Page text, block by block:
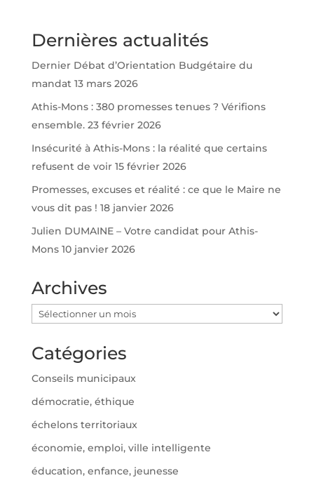
Dernières actualités
Dernier Débat d’Orientation Budgétaire du
mandat 13 mars 2026
Athis-Mons : 380 promesses tenues ? Vérifions
ensemble. 23 février 2026
Insécurité à Athis-Mons : la réalité que certains
refusent de voir 15 février 2026
Promesses, excuses et réalité : ce que le Maire ne
vous dit pas ! 18 janvier 2026
Julien DUMAINE – Votre candidat pour Athis-
Mons 10 janvier 2026
Archives
Archives
Catégories
Conseils municipaux
démocratie, éthique
échelons territoriaux
économie, emploi, ville intelligente
éducation, enfance, jeunesse